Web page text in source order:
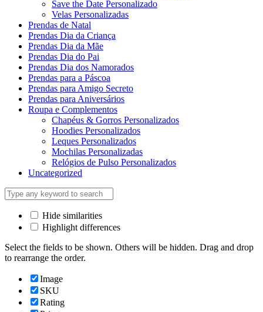
Save the Date Personalizado
Velas Personalizadas
Prendas de Natal
Prendas Dia da Criança
Prendas Dia da Mãe
Prendas Dia do Pai
Prendas Dia dos Namorados
Prendas para a Páscoa
Prendas para Amigo Secreto
Prendas para Aniversários
Roupa e Complementos
Chapéus & Gorros Personalizados
Hoodies Personalizados
Leques Personalizados
Mochilas Personalizadas
Relógios de Pulso Personalizados
Uncategorized
Hide similarities
Highlight differences
Select the fields to be shown. Others will be hidden. Drag and drop
to rearrange the order.
Image
SKU
Rating